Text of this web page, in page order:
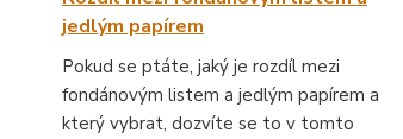
jedlým papírem
Pokud se ptáte, jaký je rozdíl mezi
fondánovým listem a jedlým papírem a
který vybrat, dozvíte se to v tomto